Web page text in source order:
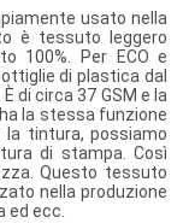
usato nella
è tessuto leggero
100%. Per ECO e
di plastica dal
di circa 37 GSM e la
la stessa funzione
tintura, possiamo
di stampa. Così
Questo tessuto
nella produzione
ed ecc.